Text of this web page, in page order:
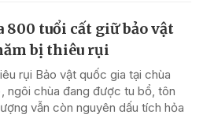
800 tuổi cất giữ bảo vật
bị thiêu rụi
rụi Bảo vật quốc gia tại chùa
ngôi chùa đang được tu bổ, tôn
vẫn còn nguyên dấu tích hỏa